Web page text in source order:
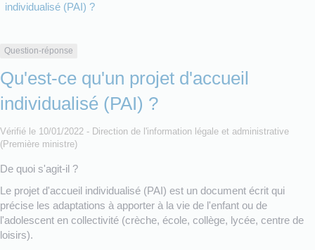
individualisé (PAI) ?
Question-réponse
Qu'est-ce qu'un projet d'accueil
individualisé (PAI) ?
Vérifié le 10/01/2022 - Direction de l'information légale et administrative
(Première ministre)
De quoi s'agit-il ?
Le projet d'accueil individualisé (PAI) est un document écrit qui
précise les adaptations à apporter à la vie de l'enfant ou de
l'adolescent en collectivité (crèche, école, collège, lycée, centre de
loisirs).